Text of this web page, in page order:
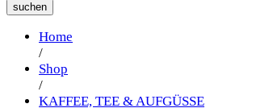
suchen
Home
/
Shop
/
KAFFEE, TEE & AUFGÜSSE